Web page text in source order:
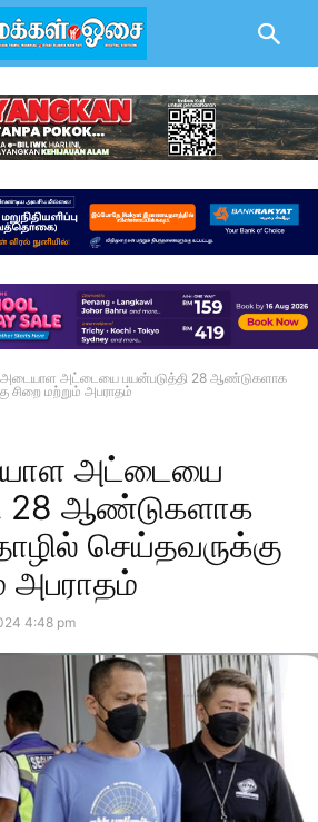
அடையாள அட்டையை பயன்படுத்தி 28 ஆண்டுகளாக
சிறை மற்றும் அபராதம்
அட்டையை
28 ஆண்டுகளாக
செய்தவருக்கு
அபராதம்
4:48 pm